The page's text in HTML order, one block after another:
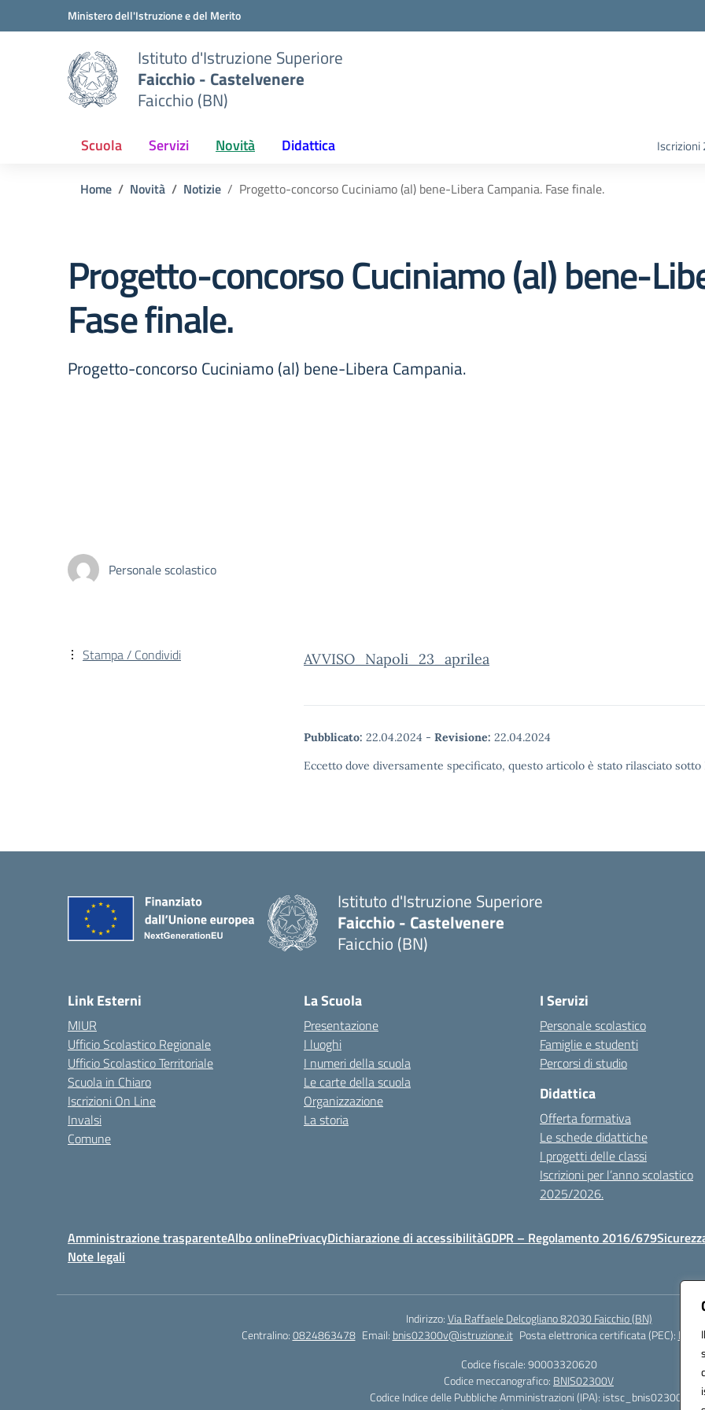
Vai ai contenuti
Vai al menu di navigazioneMinistero dell'Istruzione e del Merito
Istituto d'Istruzione Superiore
Faicchio - Castelvenere
Faicchio (BN)
Scuola Servizi Novità Didattica
Home Novità Notizie Progetto-concorso Cuciniamo (al) bene-Libera Campania. Fase finale.
Progetto-concorso Cuciniamo (al) bene-
Fase finale.
Progetto-concorso Cuciniamo (al) bene-Libera Campania.
Personale scolastico
AVVISO_Napoli_23_aprilea
Pubblicato: 22.04.2024 - Revisione: 22.04.2024
Eccetto dove diversamente specificato, questo articolo è stato rilasciato
Stampa / Condividi
Istituto d'Istruzione Superiore
Faicchio - Castelvenere
Faicchio (BN)
Link Esterni
MIUR
Ufficio Scolastico Regionale
Ufficio Scolastico Territoriale
Scuola in Chiaro
Iscrizioni On Line
Invalsi
Comune
La Scuola
Presentazione
I luoghi
I numeri della scuola
Le carte della scuola
Organizzazione
La storia
I Servizi
Personale scolastico
Famiglie e studenti
Percorsi di studio
Didattica
Offerta formativa
Le schede didattiche
I progetti delle classi
Iscrizioni per l’anno scolastico
2025/2026.
Amministrazione trasparenteAlbo onlinePrivacyDichiarazione di accessibilitàGDPR – Regolamento 2016/679
Note legali
Indirizzo:Via Raffaele Delcogliano 82030 Faicchio (BN)
Centralino:0824863478 Email: bnis02300v@istruzione.it Posta elettronica certificata (PEC):
Codice fiscale: 90003320620
Codice meccanografico: BNIS02300V
Codice Indice delle Pubbliche Amministrazioni (IPA): istsc_bnis02300v